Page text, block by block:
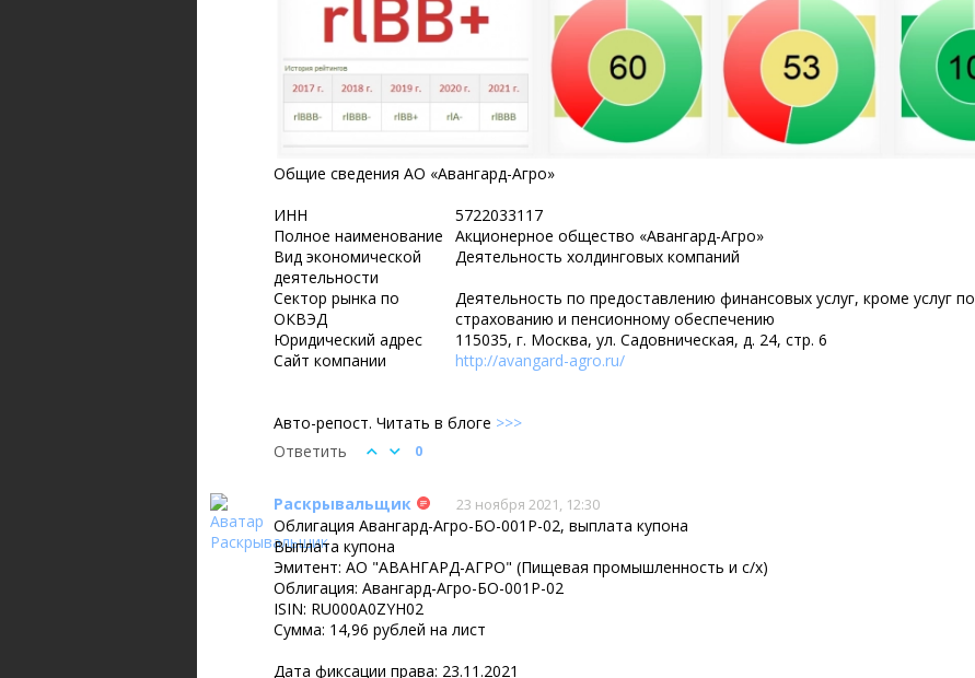
Общие сведения АО «Авангард-Агро»
ИНН
5722033117
Полное наименование
Акционерное общество «Авангард-Агро»
Вид экономической
деятельности
Деятельность холдинговых компаний
Сектор рынка по
ОКВЭД
Деятельность по предоставлению финансовых услуг, кроме услуг по
страхованию и пенсионному обеспечению
Юридический адрес
115035, г. Москва, ул. Садовническая, д. 24, стр. 6
Сайт компании
http://avangard-agro.ru/
Авто-репост. Читать в блоге >>>
Ответить
0
Раскрывальщик 23 ноября 2021, 12:30
Облигация Авангард-Агро-БО-001P-02, выплата купона
Выплата купона
Эмитент: АО "АВАНГАРД-АГРО" (Пищевая промышленность и с/х)
Облигация: Авангард-Агро-БО-001P-02
ISIN: RU000A0ZYH02
Сумма: 14,96 рублей на лист
Дата фиксации права: 23.11.2021